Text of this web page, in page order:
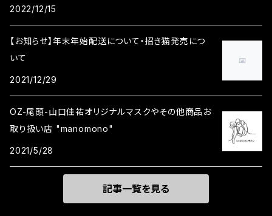
2022/12/15
【お知らせ】年末年始配送について・招き猫発売につ
いて
2021/12/29
OZ-尾頭-山口佳祐オリジナルマスクやその他商品お
取り扱い店 "manomono"
2021/5/28
記事一覧を見る